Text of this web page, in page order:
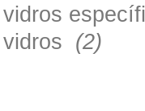
vidros
(2)